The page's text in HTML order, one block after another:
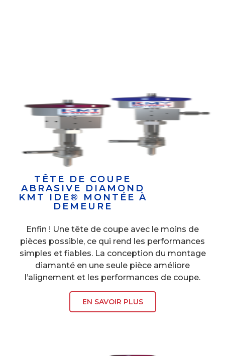
TÊTE DE COUPE
ABRASIVE DIAMOND
KMT IDE® MONTÉE À
DEMEURE
Enfin ! Une tête de coupe avec le moins de
pièces possible, ce qui rend les performances
simples et fiables. La conception du montage
diamanté en une seule pièce améliore
l’alignement et les performances de coupe.
EN SAVOIR PLUS